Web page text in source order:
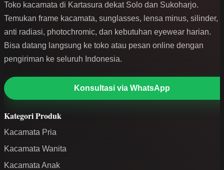
Toko kacamata di Kartasura dekat Solo dan Sukoharjo.
Temukan frame kacamata, sunglasses, lensa minus, silinder,
anti radiasi, photochromic, dan kebutuhan eyewear harian.
Bisa datang langsung ke toko atau pesan online dengan
pengiriman ke seluruh Indonesia.
Konsultasi via WhatsApp
Kategori Produk
Kacamata Pria
Kacamata Wanita
Kacamata Anak